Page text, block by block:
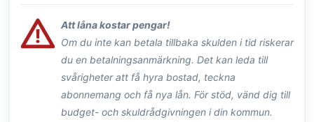
Att låna kostar pengar!
Om du inte kan betala tillbaka skulden i tid riskerar
du en betalningsanmärkning. Det kan leda till
svårigheter att få hyra bostad, teckna
abonnemang och få nya lån. För stöd, vänd dig till
budget- och skuldrådgivningen i din kommun.